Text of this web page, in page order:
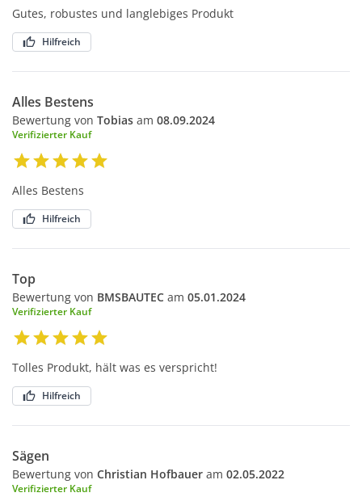
Gutes, robustes und langlebiges Produkt
Hilfreich
Alles Bestens
Bewertung von Tobias am 08.09.2024
Verifizierter Kauf
Alles Bestens
Hilfreich
Top
Bewertung von BMSBAUTEC am 05.01.2024
Verifizierter Kauf
Tolles Produkt, hält was es verspricht!
Hilfreich
Sägen
Bewertung von Christian Hofbauer am 02.05.2022
Verifizierter Kauf